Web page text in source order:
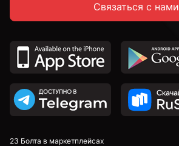
Связаться с нами
23 Болта в маркетплейсах